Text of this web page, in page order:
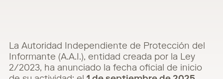
La Autoridad Independiente de Protección del
Informante (A.A.I.), entidad creada por la Ley
2/2023, ha anunciado la fecha oficial de inicio